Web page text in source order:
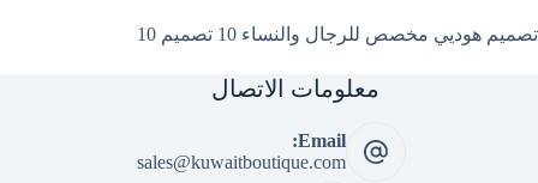
تصميم هوديي مخصص للرجال والنساء 10 تصميم 10
معلومات الاتصال
Email:
sales@kuwaitboutique.com